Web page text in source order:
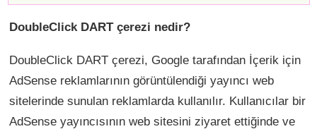
DoubleClick DART çerezi nedir?
DoubleClick DART çerezi, Google tarafından İçerik için
AdSense reklamlarının görüntülendiği yayıncı web
sitelerinde sunulan reklamlarda kullanılır. Kullanıcılar bir
AdSense yayıncısının web sitesini ziyaret ettiğinde ve